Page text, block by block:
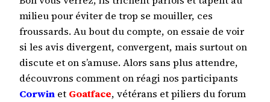
milieu pour éviter de trop se mouiller, ces
froussards. Au bout du compte, on essaie de voir
si les avis divergent, convergent, mais surtout on
discute et on s’amuse. Alors sans plus attendre,
découvrons comment on réagi nos participants
Corwin et Goatface, vétérans et piliers du forum